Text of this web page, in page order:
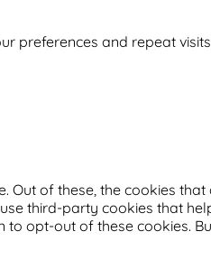
and repeat
Out of these, the cookies
third-party cookies that
opt-out of these cookies.